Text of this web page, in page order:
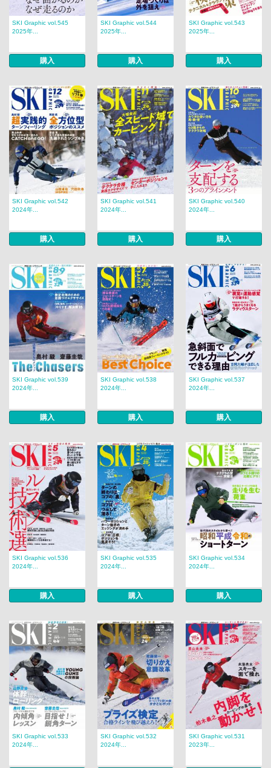
SKI Graphic vol.545
2025年...
購入
SKI Graphic vol.544
2025年...
購入
SKI Graphic vol.543
2025年...
購入
SKI Graphic vol.542
2024年...
購入
SKI Graphic vol.541
2024年...
購入
SKI Graphic vol.540
2024年...
購入
SKI Graphic vol.539
2024年...
購入
SKI Graphic vol.538
2024年...
購入
SKI Graphic vol.537
2024年...
購入
SKI Graphic vol.536
2024年...
購入
SKI Graphic vol.535
2024年...
購入
SKI Graphic vol.534
2024年...
購入
SKI Graphic vol.533
2024年...
SKI Graphic vol.532
2024年...
SKI Graphic vol.531
2023年...